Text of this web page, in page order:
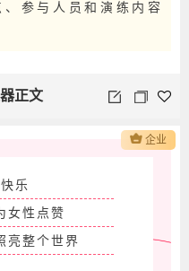
参与人员和演练内容
正文
乐
女性点赞
亮整个世界
企业